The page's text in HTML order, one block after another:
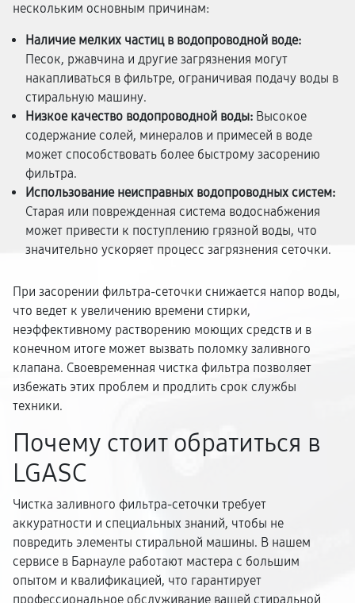
нескольким основным причинам:
Наличие мелких частиц в водопроводной воде:
Песок, ржавчина и другие загрязнения могут
накапливаться в фильтре, ограничивая подачу воды в
стиральную машину.
Низкое качество водопроводной воды: Высокое
содержание солей, минералов и примесей в воде
может способствовать более быстрому засорению
фильтра.
Использование неисправных водопроводных систем:
Старая или поврежденная система водоснабжения
может привести к поступлению грязной воды, что
значительно ускоряет процесс загрязнения сеточки.
При засорении фильтра-сеточки снижается напор воды,
что ведет к увеличению времени стирки,
неэффективному растворению моющих средств и в
конечном итоге может вызвать поломку заливного
клапана. Своевременная чистка фильтра позволяет
избежать этих проблем и продлить срок службы
техники.
Почему стоит обратиться в
LGASC
Чистка заливного фильтра-сеточки требует
аккуратности и специальных знаний, чтобы не
повредить элементы стиральной машины. В нашем
сервисе в Барнауле работают мастера с большим
опытом и квалификацией, что гарантирует
профессиональное обслуживание вашей стиральной